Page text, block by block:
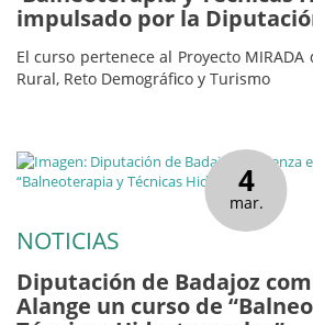
impulsado por la
El curso pertenece al Proyecto
Rural, Reto Demográfico y Turismo
4
mar.
NOTICIAS
Diputación de Badajoz
Alange un curso de